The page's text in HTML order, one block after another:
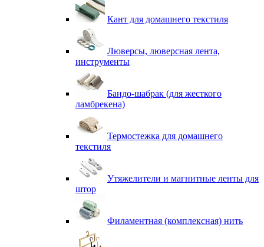
Кант для домашнего текстиля
Люверсы, люверсная лента,
инструменты
Бандо-шабрак (для жесткого
ламбрекена)
Термостежка для домашнего
текстиля
Утяжелители и магнитные ленты для
штор
Филаментная (комплексная) нить